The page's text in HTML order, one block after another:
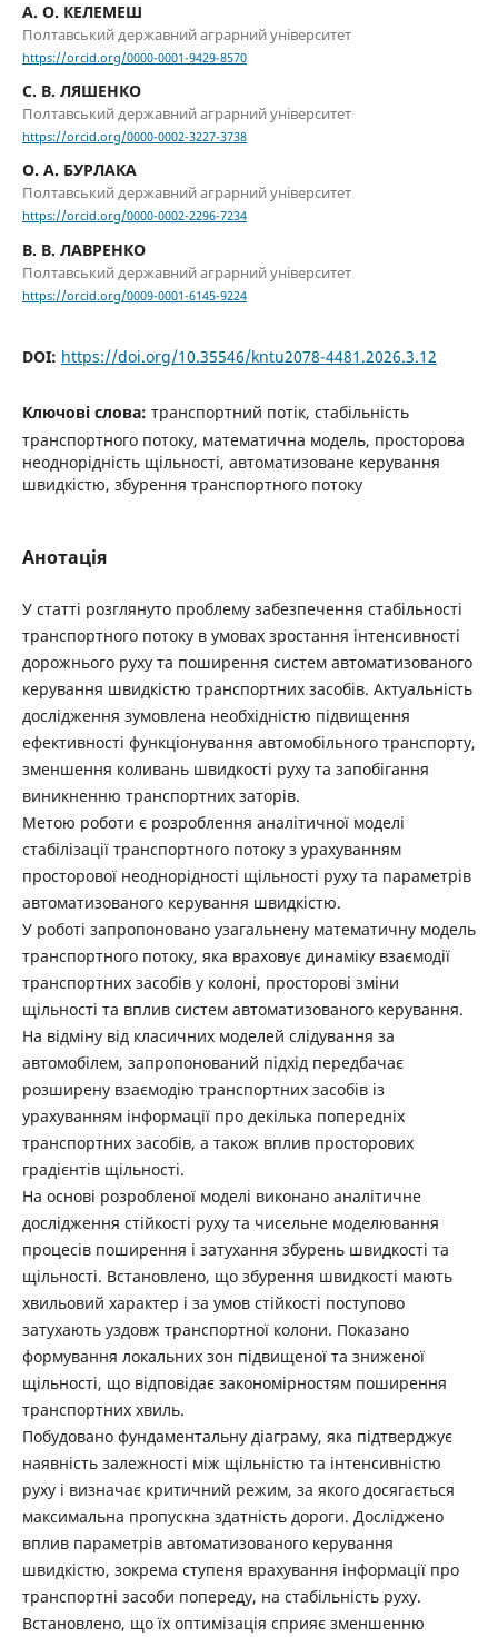
А. О. КЕЛЕМЕШ
Полтавський державний аграрний університет
https://orcid.org/0000-0001-9429-8570
С. В. ЛЯШЕНКО
Полтавський державний аграрний університет
https://orcid.org/0000-0002-3227-3738
О. А. БУРЛАКА
Полтавський державний аграрний університет
https://orcid.org/0000-0002-2296-7234
В. В. ЛАВРЕНКО
Полтавський державний аграрний університет
https://orcid.org/0009-0001-6145-9224
DOI: https://doi.org/10.35546/kntu2078-4481.2026.3.12
Ключові слова: транспортний потік, стабільність
транспортного потоку, математична модель, просторова
неоднорідність щільності, автоматизоване керування
швидкістю, збурення транспортного потоку
Анотація
У статті розглянуто проблему забезпечення стабільності
транспортного потоку в умовах зростання інтенсивності
дорожнього руху та поширення систем автоматизованого
керування швидкістю транспортних засобів. Актуальність
дослідження зумовлена необхідністю підвищення
ефективності функціонування автомобільного транспорту,
зменшення коливань швидкості руху та запобігання
виникненню транспортних заторів.
Метою роботи є розроблення аналітичної моделі
стабілізації транспортного потоку з урахуванням
просторової неоднорідності щільності руху та параметрів
автоматизованого керування швидкістю.
У роботі запропоновано узагальнену математичну модель
транспортного потоку, яка враховує динаміку взаємодії
транспортних засобів у колоні, просторові зміни
щільності та вплив систем автоматизованого керування.
На відміну від класичних моделей слідування за
автомобілем, запропонований підхід передбачає
розширену взаємодію транспортних засобів із
урахуванням інформації про декілька попередніх
транспортних засобів, а також вплив просторових
градієнтів щільності.
На основі розробленої моделі виконано аналітичне
дослідження стійкості руху та чисельне моделювання
процесів поширення і затухання збурень швидкості та
щільності. Встановлено, що збурення швидкості мають
хвильовий характер і за умов стійкості поступово
затухають уздовж транспортної колони. Показано
формування локальних зон підвищеної та зниженої
щільності, що відповідає закономірностям поширення
транспортних хвиль.
Побудовано фундаментальну діаграму, яка підтверджує
наявність залежності між щільністю та інтенсивністю
руху і визначає критичний режим, за якого досягається
максимальна пропускна здатність дороги. Досліджено
вплив параметрів автоматизованого керування
швидкістю, зокрема ступеня врахування інформації про
транспортні засоби попереду, на стабільність руху.
Встановлено, що їх оптимізація сприяє зменшенню